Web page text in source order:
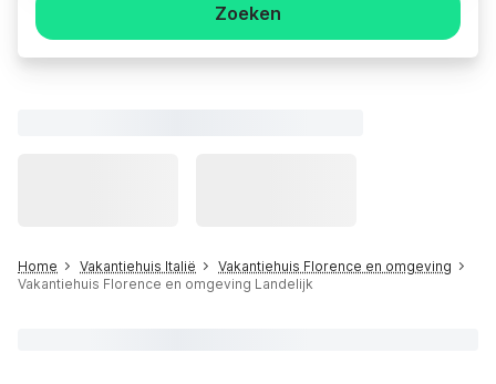
Zoeken
Home Vakantiehuis Italië
Vakantiehuis Florence en omgeving
Vakantiehuis Florence en omgeving Landelijk